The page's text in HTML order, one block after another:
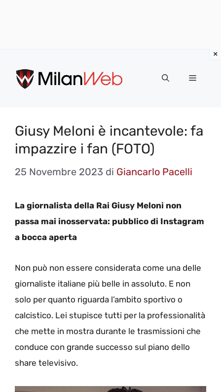
contenuto
MENU
Giusy Meloni è incantevole: fa
impazzire i fan (FOTO)
25 Novembre 2023 di Giancarlo Pacelli
La giornalista della Rai Giusy Meloni non
passa mai inosservata: pubblico di Instagram
a bocca aperta
Non può non essere considerata come una delle
giornaliste italiane più belle in assoluto. E non
solo per quanto riguarda l’ambito sportivo o
calcistico. Lei stupisce tutti per la professionalità
che mette in mostra durante le trasmissioni che
conduce con grande successo sul piano dello
share televisivo.